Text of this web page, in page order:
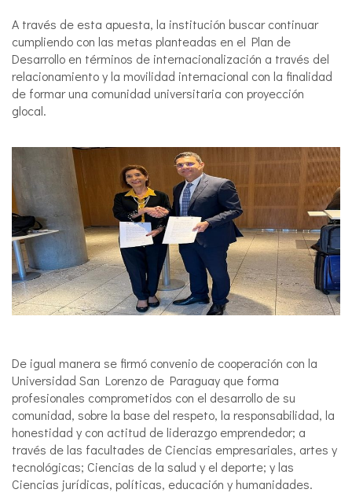
A través de esta apuesta, la institución buscar continuar
cumpliendo con las metas planteadas en el Plan de
Desarrollo en términos de internacionalización a través del
relacionamiento y la movilidad internacional con la finalidad
de formar una comunidad universitaria con proyección
glocal.
De igual manera se firmó convenio de cooperación con la
Universidad San Lorenzo de Paraguay que forma
profesionales comprometidos con el desarrollo de su
comunidad, sobre la base del respeto, la responsabilidad, la
honestidad y con actitud de liderazgo emprendedor; a
través de las facultades de Ciencias empresariales, artes y
tecnológicas; Ciencias de la salud y el deporte; y las
Ciencias jurídicas, políticas, educación y humanidades.